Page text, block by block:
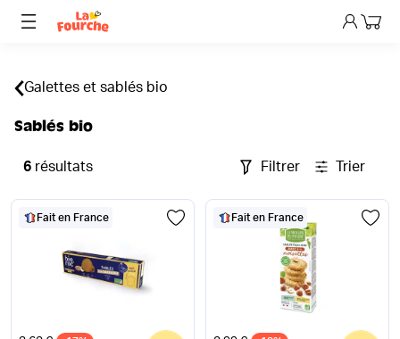
Mon
Galettes et sablés bio
Sablés bio
6 résultats Filtrer Trier
Fait en France Fait en France